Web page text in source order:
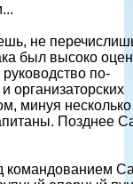
не
был высоко
по-
организаторских
минуя несколько
Позднее
командованием